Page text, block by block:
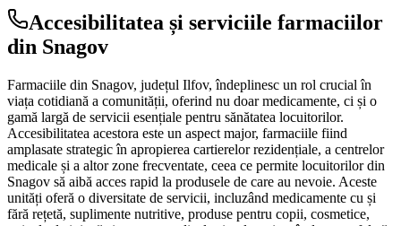
Accesibilitatea și serviciile farmaciilor
din Snagov
Farmaciile din Snagov, județul Ilfov, îndeplinesc un rol crucial în
viața cotidiană a comunității, oferind nu doar medicamente, ci și o
gamă largă de servicii esențiale pentru sănătatea locuitorilor.
Accesibilitatea acestora este un aspect major, farmaciile fiind
amplasate strategic în apropierea cartierelor rezidențiale, a centrelor
medicale și a altor zone frecventate, ceea ce permite locuitorilor din
Snagov să aibă acces rapid la produsele de care au nevoie. Aceste
unități oferă o diversitate de servicii, incluzând medicamente cu și
fără rețetă, suplimente nutritive, produse pentru copii, cosmetice,